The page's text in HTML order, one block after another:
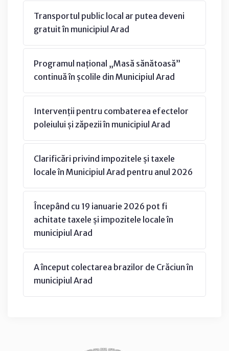
Transportul public local ar putea deveni
gratuit în municipiul Arad
Programul național „Masă sănătoasă”
continuă în școlile din Municipiul Arad
Intervenții pentru combaterea efectelor
poleiului și zăpezii în municipiul Arad
Clarificări privind impozitele și taxele
locale în Municipiul Arad pentru anul 2026
Începând cu 19 ianuarie 2026 pot fi
achitate taxele și impozitele locale în
municipiul Arad
A început colectarea brazilor de Crăciun în
municipiul Arad